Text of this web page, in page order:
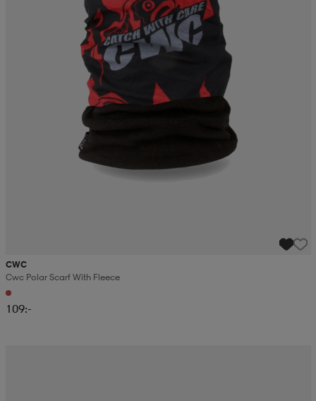
CWC
Cwc Polar Scarf With Fleece
109:-